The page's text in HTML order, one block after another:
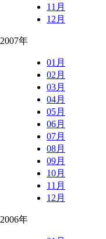
11月
12月
2007年
01月
02月
03月
04月
05月
06月
07月
08月
09月
10月
11月
12月
2006年